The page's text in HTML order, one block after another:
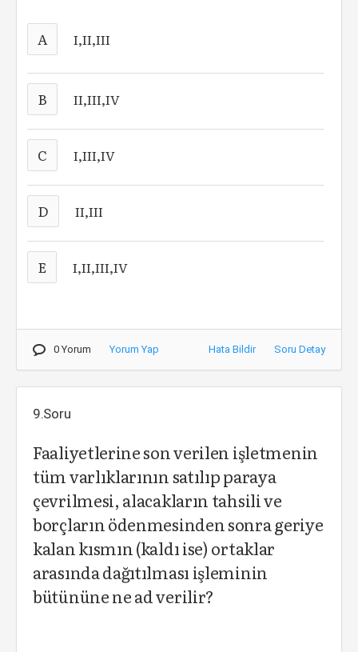
A I,II,III
B II,III,IV
C I,III,IV
D II,III
E I,II,III,IV
0 Yorum Yorum Yap Hata Bildir Soru Detay
9.Soru
Faaliyetlerine son verilen işletmenin
tüm varlıklarının satılıp paraya
çevrilmesi, alacakların tahsili ve
borçların ödenmesinden sonra geriye
kalan kısmın (kaldı ise) ortaklar
arasında dağıtılması işleminin
bütününe ne ad verilir?